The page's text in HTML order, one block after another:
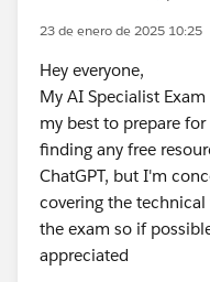
23 de enero de 2025 10:25
Hey everyone,
My AI Specialist
my best to prepare
finding any free
ChatGPT, but I'm
covering the
the exam so if
appreciated